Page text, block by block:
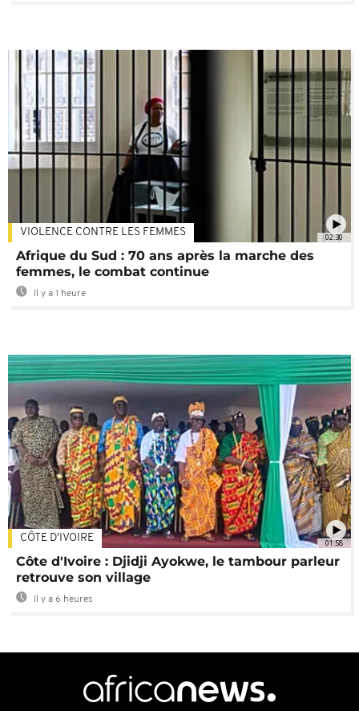
02:30
VIOLENCE CONTRE LES FEMMES
Afrique du Sud : 70 ans après la marche des
femmes, le combat continue
Il y a 1 heure
01:58
CÔTE D'IVOIRE
Côte d'Ivoire : Djidji Ayokwe, le tambour parleur
retrouve son village
Il y a 6 heures